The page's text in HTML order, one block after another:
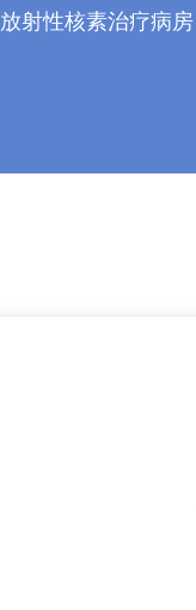
放射性核素治疗病房